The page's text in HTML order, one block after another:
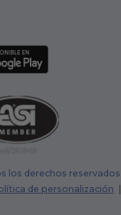
los derechos reservados
de personalización |